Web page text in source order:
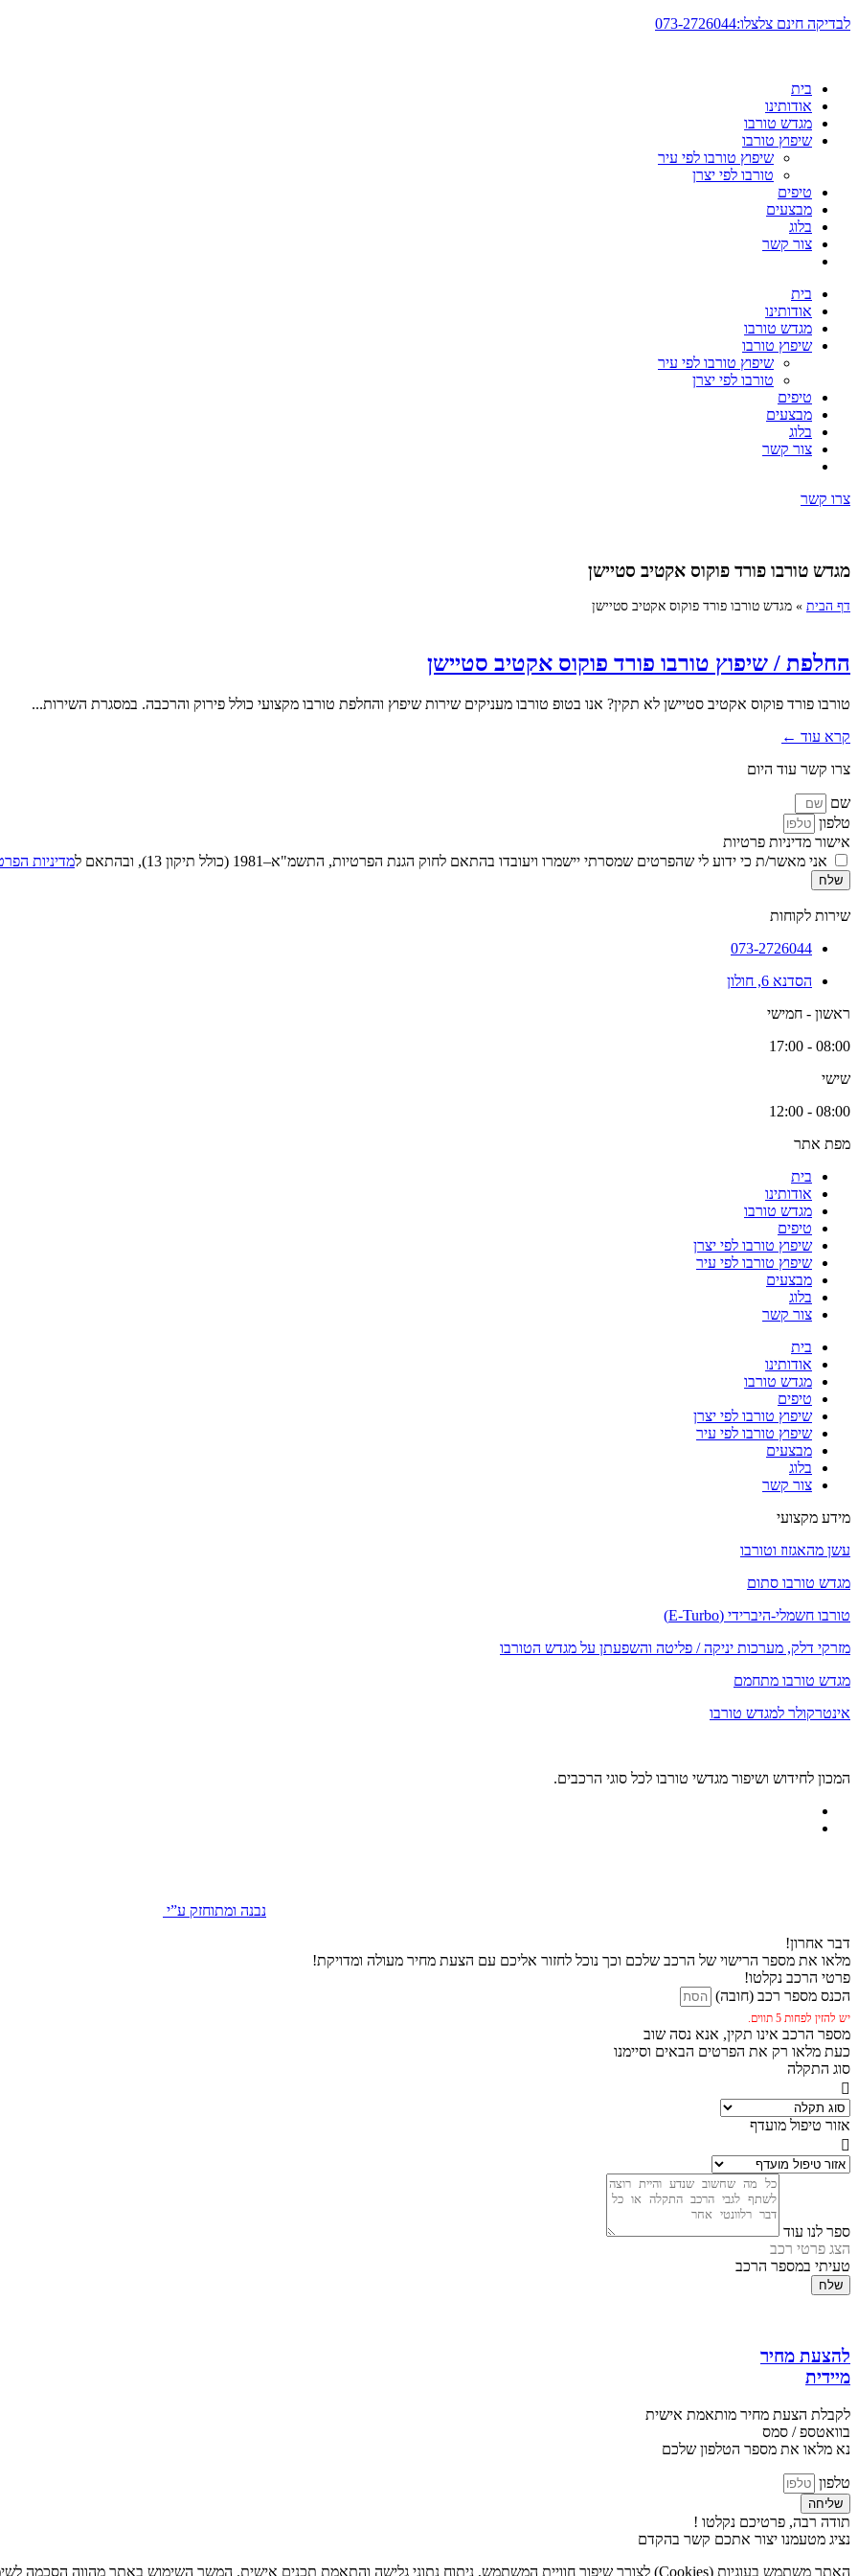
דלג
לבדיקה חינם צלצלו:073-2726044
בית
אודותינו
מגדש טורבו
שיפוץ טורבו
שיפוץ טורבו לפי עיר
טורבו לפי יצרן
טיפים
מבצעים
בלוג
צור קשר
בית
אודותינו
מגדש טורבו
שיפוץ טורבו
שיפוץ טורבו לפי עיר
טורבו לפי יצרן
טיפים
מבצעים
בלוג
צור קשר
צרו קשר
מגדש טורבו פורד פוקוס אקטיב סטיישן
דף הבית » מגדש טורבו פורד פוקוס אקטיב סטיישן
החלפת / שיפוץ טורבו פורד פוקוס אקטיב סטיישן
טורבו פורד פוקוס אקטיב סטיישן לא תקין? אנו בטופ טורבו מעניקים שירות שיפוץ והחלפת טורבו מקצועי כולל פירוק והרכבה. במסגרת השירות...
קרא עוד ←
צרו קשר עוד היום
שם
טלפון
אישור מדיניות פרטיות
אני מאשר/ת כי ידוע לי שהפרטים שמסרתי יישמרו ויעובדו בהתאם לחוק הגנת הפרטיות, התשמ"א–1981 (כולל תיקון 13), ובהתאם ל
מדיניות
שלח
שירות לקוחות
073-2726044
הסדנא 6, חולון
ראשון - חמישי
08:00 - 17:00
שישי
08:00 - 12:00
מפת אתר
בית
אודותינו
מגדש טורבו
טיפים
שיפוץ טורבו לפי יצרן
שיפוץ טורבו לפי עיר
מבצעים
בלוג
צור קשר
בית
אודותינו
מגדש טורבו
טיפים
שיפוץ טורבו לפי יצרן
שיפוץ טורבו לפי עיר
מבצעים
בלוג
צור קשר
מידע מקצועי
עשן מהאגזוז וטורבו
מגדש טורבו סתום
טורבו חשמלי-היברידי (E-Turbo)
מזרקי דלק, מערכות יניקה / פליטה והשפעתן על מגדש הטורבו
מגדש טורבו מתחמם
אינטרקולר למגדש טורבו
המכון לחידוש ושיפור מגדשי טורבו לכל סוגי הרכבים.
נבנה ומתוחזק ע”י
דבר אחרון!
מלאו את מספר הרישוי של הרכב שלכם וכך נוכל לחזור אליכם עם הצעת מחיר מעולה ומדויקת!
פרטי הרכב נקלטו!
הכנס מספר רכב (חובה)
יש להזין לפחות 5 תווים.
מספר הרכב אינו תקין, אנא נסה שוב
כעת מלאו רק את הפרטים הבאים וסיימנו
סוג התקלה
אזור טיפול מועדף
ספר לנו עוד
הצג פרטי רכב
טעיתי במספר הרכב
שלח
להצעת מחיר
מיידית
לקבלת הצעת מחיר מותאמת אישית
בוואטספ / סמס
נא מלאו את מספר הטלפון שלכם
טלפון
שליחה
תודה רבה, פרטיכם נקלטו !
נציג מטעמנו יצור אתכם קשר בהקדם
האתר משתמש בעוגיות (Cookies) לצורך שיפור חוויית המשתמש, ניתוח נתוני גלישה והתאמת תכנים אישית. המשך השימוש באתר מהווה הסכמה לשימוש בעוגיות בהתאם ל